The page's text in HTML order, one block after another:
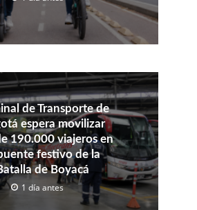
de Transporte de
espera movilizar
190.000 viajeros en
festivo de la
de Boyacá
1 día antes